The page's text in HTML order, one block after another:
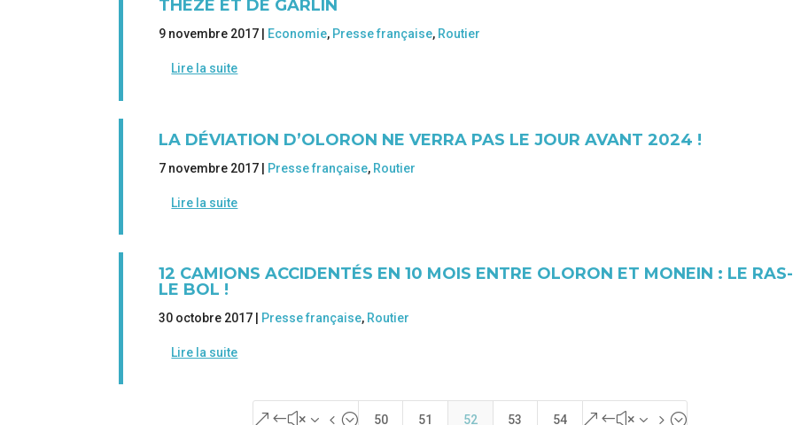
THÈZE ET DE GARLIN
9 novembre 2017 | Economie, Presse française, Routier
Lire la suite
LA DÉVIATION D’OLORON NE VERRA PAS LE JOUR AVANT 2024 !
7 novembre 2017 | Presse française, Routier
Lire la suite
12 CAMIONS ACCIDENTÉS EN 10 MOIS ENTRE OLORON ET MONEIN : LE RAS-
LE BOL !
30 octobre 2017 | Presse française, Routier
Lire la suite
&#x34; 50 51 52 53 54 &#x35;